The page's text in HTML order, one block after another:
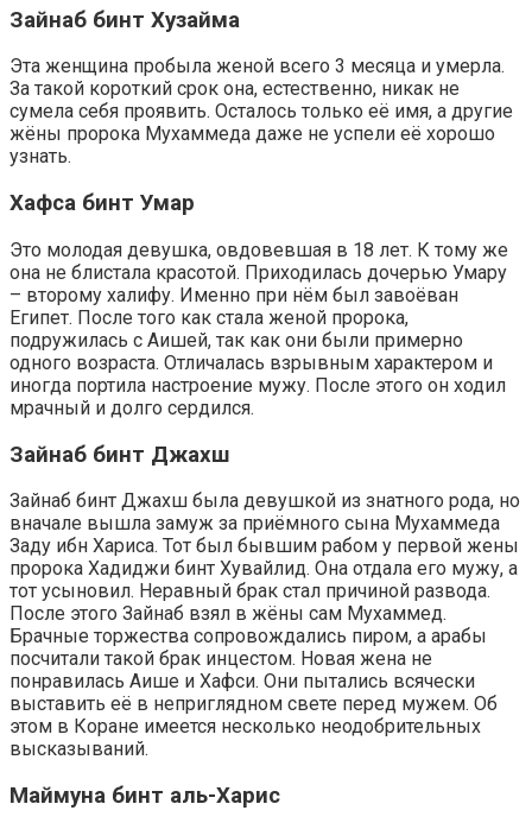
Зайнаб бинт Хузайма
Эта женщина пробыла женой всего 3 месяца и умерла.
За такой короткий срок она, естественно, никак не
сумела себя проявить. Осталось только её имя, а другие
жёны пророка Мухаммеда даже не успели её хорошо
узнать.
Хафса бинт Умар
Это молодая девушка, овдовевшая в 18 лет. К тому же
она не блистала красотой. Приходилась дочерью Умару
– второму халифу. Именно при нём был завоёван
Египет. После того как стала женой пророка,
подружилась с Аишей, так как они были примерно
одного возраста. Отличалась взрывным характером и
иногда портила настроение мужу. После этого он ходил
мрачный и долго сердился.
Зайнаб бинт Джахш
Зайнаб бинт Джахш была девушкой из знатного рода, но
вначале вышла замуж за приёмного сына Мухаммеда
Заду ибн Хариса. Тот был бывшим рабом у первой жены
пророка Хадиджи бинт Хувайлид. Она отдала его мужу, а
тот усыновил. Неравный брак стал причиной развода.
После этого Зайнаб взял в жёны сам Мухаммед.
Брачные торжества сопровождались пиром, а арабы
посчитали такой брак инцестом. Новая жена не
понравилась Аише и Хафси. Они пытались всячески
выставить её в неприглядном свете перед мужем. Об
этом в Коране имеется несколько неодобрительных
высказываний.
Маймуна бинт аль-Харис